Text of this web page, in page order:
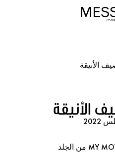
الأنيقة
الأنيقة